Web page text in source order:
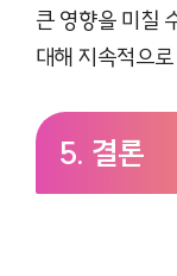
큰 영향을 미칠
대해 지속적으
5. 결론